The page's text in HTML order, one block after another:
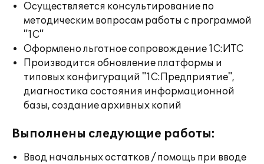
Осуществляется консультирование по
методическим вопросам работы с программой
"1С"
Оформлено льготное сопровождение 1С:ИТС
Производится обновление платформы и
типовых конфигураций "1С:Предприятие",
диагностика состояния информационной
базы, создание архивных копий
Выполнены следующие работы:
Ввод начальных остатков / помощь при вводе